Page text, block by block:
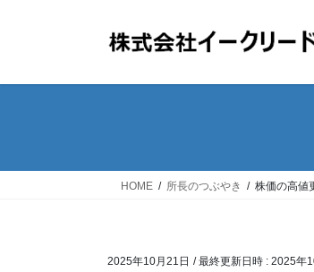
HOME 所長のつぶやき 株価の高値
2025年10月21日 / 最終更新日時 : 2025年